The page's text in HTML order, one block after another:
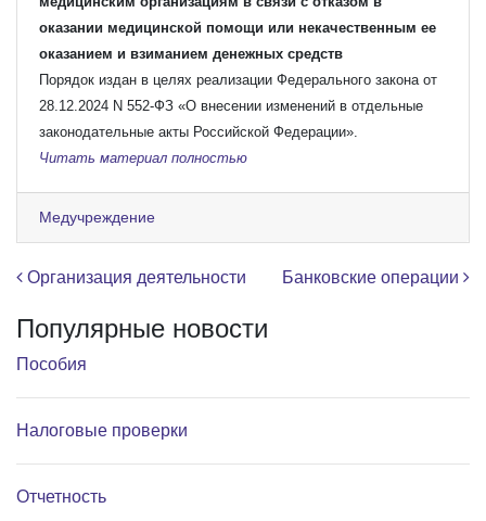
оказании медицинской помощи или некачественным ее
оказанием и взиманием денежных средств
Порядок издан в целях реализации Федерального закона от
28.12.2024 N 552-ФЗ «О внесении изменений в отдельные
законодательные акты Российской Федерации».
Читать материал полностью
Медучреждение
Навигация по записям
Организация деятельности Банковские операции
Популярные новости
Пособия
Налоговые проверки
Отчетность